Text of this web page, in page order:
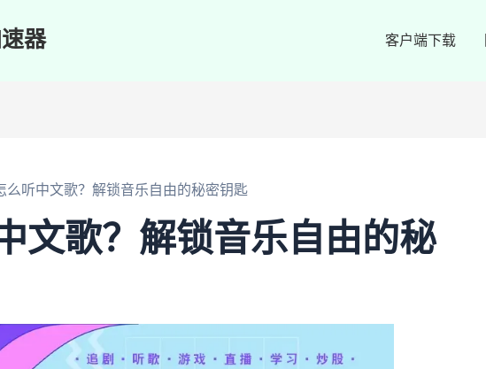
器 客户端下载
么听中文歌？解锁音乐自由的秘密钥匙
文歌？解锁音乐自由的秘